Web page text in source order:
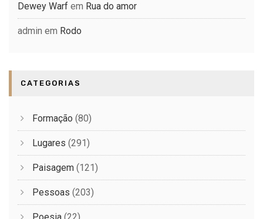
Dewey Warf em Rua do amor
admin em Rodo
CATEGORIAS
Formação (80)
Lugares (291)
Paisagem (121)
Pessoas (203)